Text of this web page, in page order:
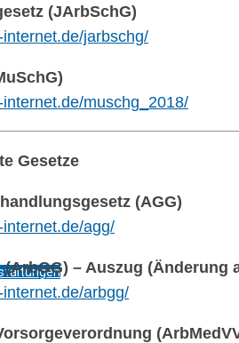
(JArbSchG)
jarbschg/
muschg_2018/
Gesetze
(AGG)
agg/
– Auszug (Änderung
arbgg/